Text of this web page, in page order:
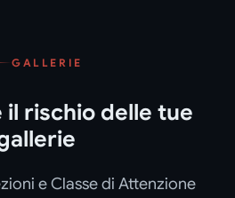
GALLERIE
il rischio delle tue
e Classe di Attenzione